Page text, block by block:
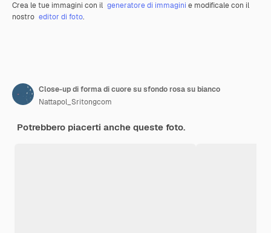
Crea le tue immagini con il generatore di immagini e modificale con il
nostro editor di foto.
Close-up di forma di cuore su sfondo rosa su bianco
Nattapol_Sritongcom
Potrebbero piacerti anche queste foto.